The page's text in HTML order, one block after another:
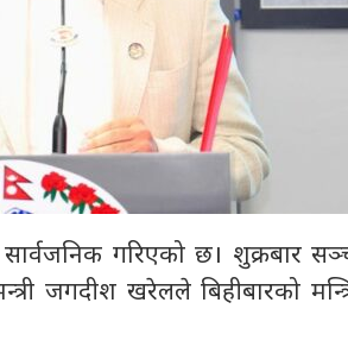
गरिएको छ। शुक्रबार
जगदीश खरेलले बिहीबारको